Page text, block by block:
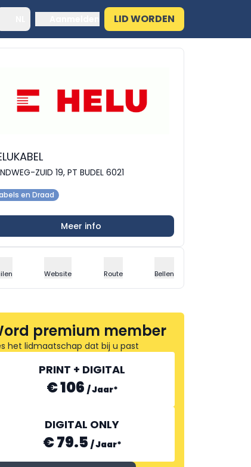
LID WORDEN
ZUID 19, PT BUDEL 6021
en Draad
Meer info
Website Route Bellen
premium member
het lidmaatschap dat bij u past
PRINT + DIGITAL
€ 106 /Jaar*
DIGITAL ONLY
€ 79.5 /Jaar*